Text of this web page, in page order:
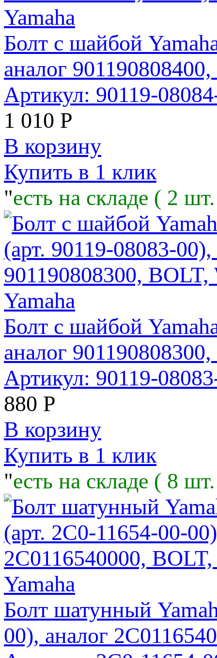
Болт с шайбой
аналог
Артикул: 90119-
1 010 Р
В корзину
Купить в 1 клик
"есть на складе ( 2
Болт с шайбой
аналог
Артикул: 90119-
880 Р
В корзину
Купить в 1 клик
"есть на складе ( 8
Болт шатунный
00), аналог